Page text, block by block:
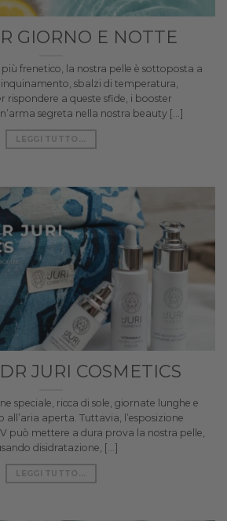
GIORNO E NOTTE
frenetico, la nostra pelle è sottoposta a
inquinamento, sbalzi di temperatura,
rispondere a queste sfide, i booster
segreta nella nostra beauty [...]
LEGGI TUTTO...
JURI COSMETICS
speciale, ricca di sole, giornate lunghe e
all’aria aperta. Tuttavia, l’esposizione
può mettere a dura prova la nostra pelle,
disidratazione, [...]
LEGGI TUTTO...